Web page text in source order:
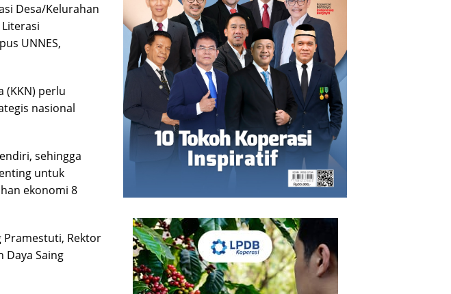
Desa/Kelurahan
UNNES,
(KKN) perlu
nasional
sehingga
untuk
ekonomi 8
Rektor
Daya Saing